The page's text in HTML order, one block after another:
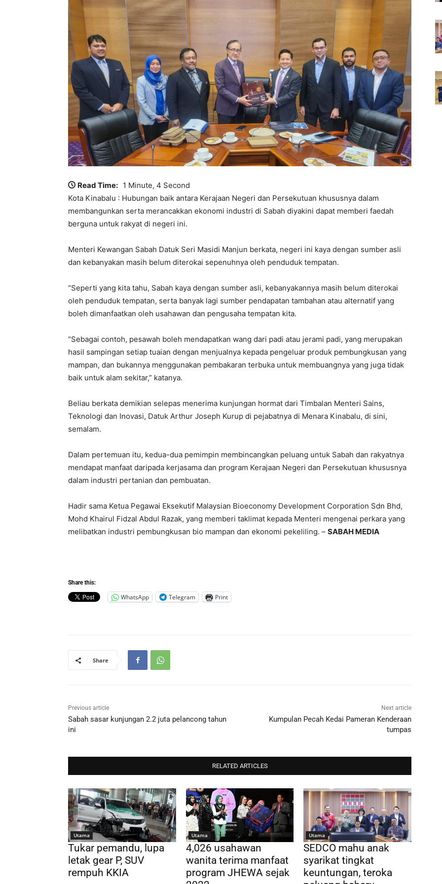
Read Time: 1 Minute, 4 Second
Kota Kinabalu : Hubungan baik antara Kerajaan Negeri dan Persekutuan khususnya dalam
membangunkan serta merancakkan ekonomi industri di Sabah diyakini dapat memberi faedah
berguna untuk rakyat di negeri ini.
Menteri Kewangan Sabah Datuk Seri Masidi Manjun berkata, negeri ini kaya dengan sumber asli
dan kebanyakan masih belum diterokai sepenuhnya oleh penduduk tempatan.
“Seperti yang kita tahu, Sabah kaya dengan sumber asli, kebanyakannya masih belum diterokai
oleh penduduk tempatan, serta banyak lagi sumber pendapatan tambahan atau alternatif yang
boleh dimanfaatkan oleh usahawan dan pengusaha tempatan kita.
“Sebagai contoh, pesawah boleh mendapatkan wang dari padi atau jerami padi, yang merupakan
hasil sampingan setiap tuaian dengan menjualnya kepada pengeluar produk pembungkusan yang
mampan, dan bukannya menggunakan pembakaran terbuka untuk membuangnya yang juga tidak
baik untuk alam sekitar,” katanya.
Beliau berkata demikian selepas menerima kunjungan hormat dari Timbalan Menteri Sains,
Teknologi dan Inovasi, Datuk Arthur Joseph Kurup di pejabatnya di Menara Kinabalu, di sini,
semalam.
Dalam pertemuan itu, kedua-dua pemimpin membincangkan peluang untuk Sabah dan rakyatnya
mendapat manfaat daripada kerjasama dan program Kerajaan Negeri dan Persekutuan khususnya
dalam industri pertanian dan pembuatan.
Hadir sama Ketua Pegawai Eksekutif Malaysian Bioeconomy Development Corporation Sdn Bhd,
Mohd Khairul Fidzal Abdul Razak, yang memberi taklimat kepada Menteri mengenai perkara yang
melibatkan industri pembungkusan bio mampan dan ekonomi pekeliling. – SABAH MEDIA
Share this:
WhatsApp Telegram Print
Share
Previous article
Sabah sasar kunjungan 2.2 juta pelancong tahun
ini
Next article
Kumpulan Pecah Kedai Pameran Kenderaan
tumpas
RELATED ARTICLES
Utama
Tukar pemandu, lupa
letak gear P, SUV
rempuh KKIA
Utama
4,026 usahawan
wanita terima manfaat
program JHEWA sejak
Utama
SEDCO mahu anak
syarikat tingkat
keuntungan, teroka